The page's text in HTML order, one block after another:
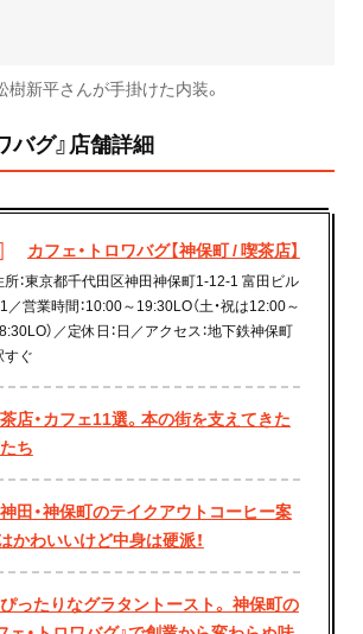
新平さんが手掛けた内装。
バグ』店舗詳細
カフェ・トロワバグ【神保町 / 喫茶店】
所：東京都千代田区神田神保町1-12-1 富田ビル
／営業時間：10:00～19:30LO（土・祝は12:00～
）／定休日：日／アクセス：地下鉄神保町
すぐ
店・カフェ11選。本の街を支えてきた
ち
田・神保町のテイクアウトコーヒー案
かわいいけど中身は硬派！
ったりなグラタントースト。 神保町の